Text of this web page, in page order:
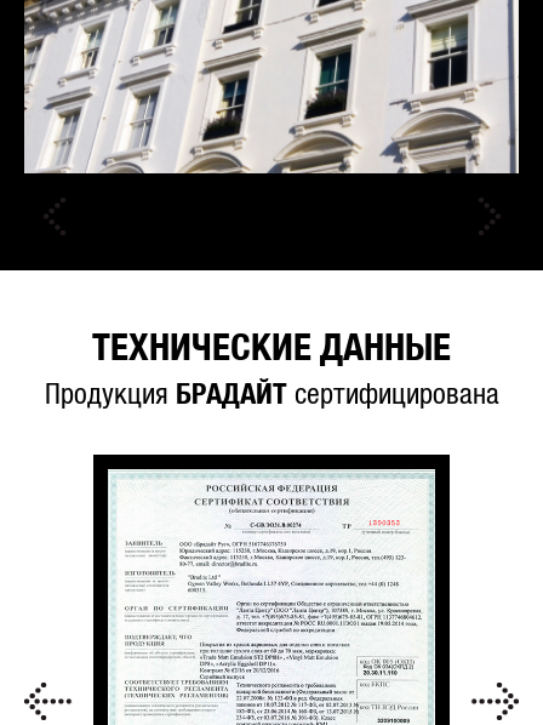
ТЕХНИЧЕСКИЕ ДАННЫЕ
Продукция БРАДАЙТсертифицирована